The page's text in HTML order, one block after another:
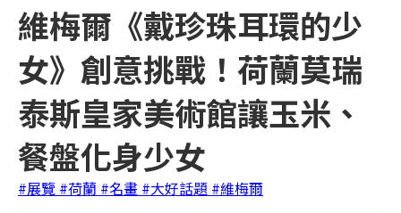
維梅爾《戴珍珠耳環的少
女》創意挑戰！荷蘭莫瑞
泰斯皇家美術館讓玉米、
餐盤化身少女
#展覽 #荷蘭 #名畫 #大好話題 #維梅爾